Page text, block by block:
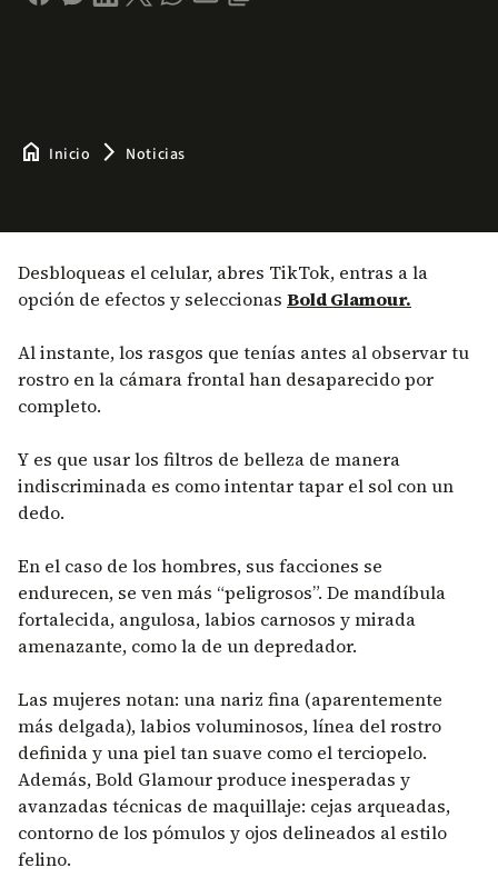
home Inicio arrow_forward_ios Noticias
Desbloqueas el celular, abres TikTok, entras a la
opción de efectos y seleccionas Bold Glamour.
Al instante, los rasgos que tenías antes al observar tu
rostro en la cámara frontal han desaparecido por
completo.
Y es que usar los filtros de belleza de manera
indiscriminada es como intentar tapar el sol con un
dedo.
En el caso de los hombres, sus facciones se
endurecen, se ven más “peligrosos”. De mandíbula
fortalecida, angulosa, labios carnosos y mirada
amenazante, como la de un depredador.
Las mujeres notan: una nariz fina (aparentemente
más delgada), labios voluminosos, línea del rostro
definida y una piel tan suave como el terciopelo.
Además, Bold Glamour produce inesperadas y
avanzadas técnicas de maquillaje: cejas arqueadas,
contorno de los pómulos y ojos delineados al estilo
felino.